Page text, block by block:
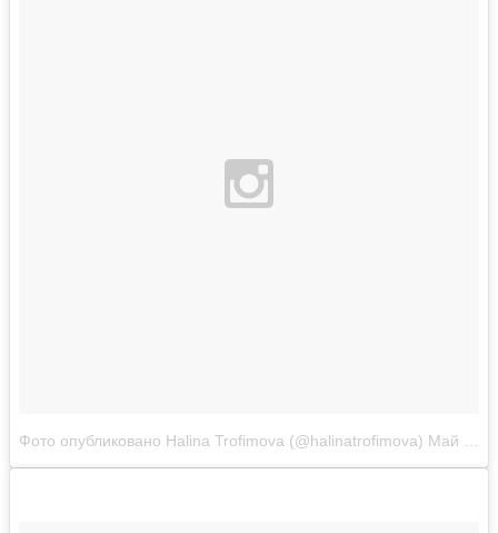
Фото опубликовано Halina Trofimova (@halinatrofimova) Май 17 2015 в 3:54 PDT